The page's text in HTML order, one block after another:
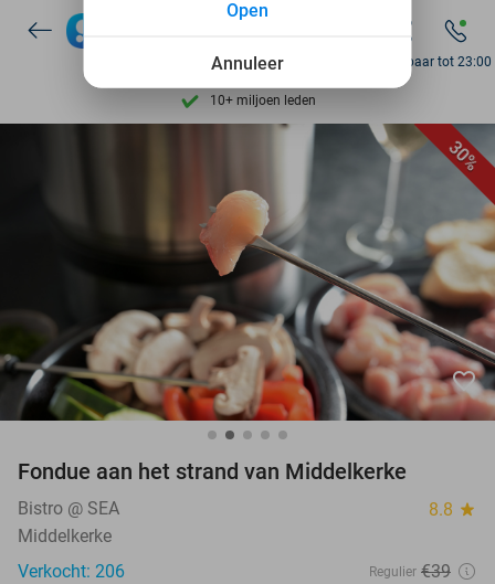
7 dagen per week beschikbaar
10+ miljoen leden
9,4 op basis van
10+ miljoen leden
Bereikbaar tot 23:00
30%
favorite_border
Fondue aan het strand van Middelkerke
Bistro @ SEA 8.8 star
Middelkerke
Verkocht: 206
Regulier €39
Annuleer
Open